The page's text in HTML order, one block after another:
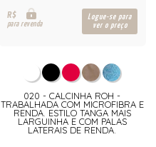
R$
para revenda
Logue-se para
ver o preço
020 - CALCINHA ROH -
TRABALHADA COM MICROFIBRA E
RENDA. ESTILO TANGA MAIS
LARGUINHA E COM PALAS
LATERAIS DE RENDA.